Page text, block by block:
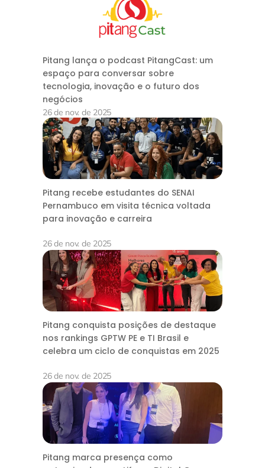
Pitang lança o podcast PitangCast: um
espaço para conversar sobre
tecnologia, inovação e o futuro dos
negócios
26 de nov. de 2025
Pitang recebe estudantes do SENAI
Pernambuco em visita técnica voltada
para inovação e carreira
26 de nov. de 2025
Pitang conquista posições de destaque
nos rankings GPTW PE e TI Brasil e
celebra um ciclo de conquistas em 2025
26 de nov. de 2025
Pitang marca presença como